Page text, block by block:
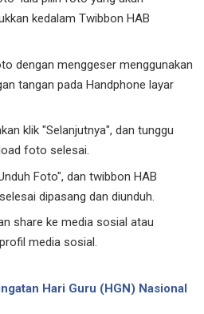
kedalam Twibbon HAB
dengan menggeser menggunakan
tangan pada Handphone layar
klik "Selanjutnya", dan tunggu
foto selesai.
Foto", dan twibbon HAB
dipasang dan diunduh.
share ke media sosial atau
media sosial.
Hari Guru (HGN) Nasional